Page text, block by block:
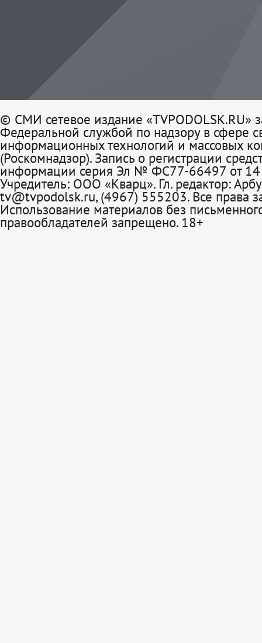
© СМИ сетевое издание «TVPODOLSK.RU»
Федеральной службой по надзору в сфере
информационных технологий и массовых
(Роскомнадзор). Запись о регистрации
информации серия Эл № ФС77-66497 от 14
Учредитель: ООО «Кварц». Гл. редактор:
tv@tvpodolsk.ru, (4967) 555203. Все права
Использование материалов без
правообладателей запрещено. 18+